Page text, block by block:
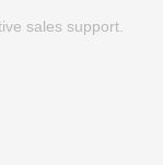
sales support.